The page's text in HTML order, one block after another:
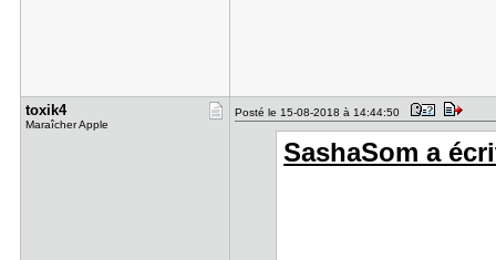
toxik4
Maraîcher Apple
Posté le 15-08-2018 à 14:44:50
SashaSom a